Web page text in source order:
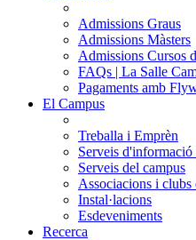
Admissions Graus
Admissions Màsters
Admissions Cursos
FAQs | La Salle
Pagaments amb
El Campus
Treballa i Emprèn
Serveis d'informació
Serveis del campus
Associacions i clubs
Instal·lacions
Esdeveniments
Recerca